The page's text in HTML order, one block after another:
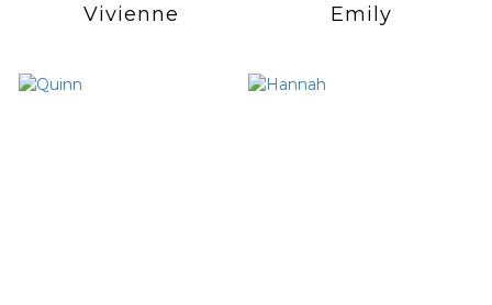
Vivienne Emily